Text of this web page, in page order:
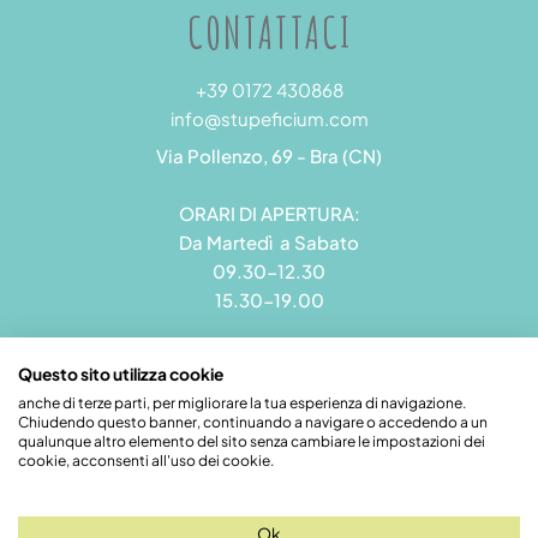
CONTATTACI
+39 0172 430868
info@stupeficium.com
Via Pollenzo, 69 - Bra (CN)
ORARI DI APERTURA:
Da Martedì a Sabato
09.30-12.30
15.30-19.00
Stupeficium di Carena Diego | Rea CN - 265823 | P.I.
09492550018 | Pec: grandamodel@pec.it
Questo sito utilizza cookie
anche di terze parti, per migliorare la tua esperienza di navigazione.
Chiudendo questo banner, continuando a navigare o accedendo a un
qualunque altro elemento del sito senza cambiare le impostazioni dei
cookie, acconsenti all'uso dei cookie.
Ok